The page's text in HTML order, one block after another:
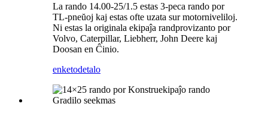
La rando 14.00-25/1.5 estas 3-peca rando por
TL-pneŭoj kaj estas ofte uzata sur motorniveliloj.
Ni estas la originala ekipaĵa randprovizanto por
Volvo, Caterpillar, Liebherr, John Deere kaj
Doosan en Ĉinio.
enketodetalo